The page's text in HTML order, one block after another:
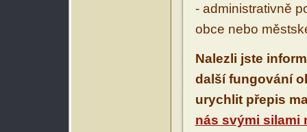
- administrativně
obce nebo
Nalezli jste
další fungování
urychlit přepis
nás svými silami